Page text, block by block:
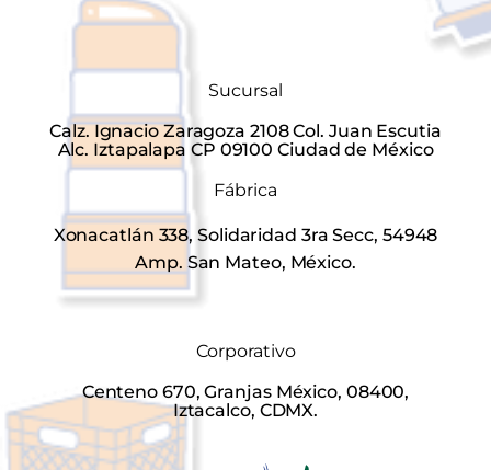
Sucursal
Calz. Ignacio Zaragoza 2108 Col. Juan Escutia
Alc. Iztapalapa CP 09100 Ciudad de México
Fábrica
Xonacatlán 338, Solidaridad 3ra Secc, 54948
Amp. San Mateo, México.
Corporativo
Centeno 670, Granjas México, 08400,
Iztacalco, CDMX.